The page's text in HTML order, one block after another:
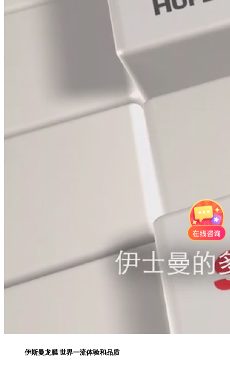
伊斯曼龙膜 世界一流体验和品质